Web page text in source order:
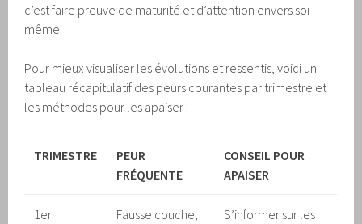
c’est faire preuve de maturité et d’attention envers soi-
même.
Pour mieux visualiser les évolutions et ressentis, voici un
tableau récapitulatif des peurs courantes par trimestre et
les méthodes pour les apaiser :
TRIMESTRE
PEUR
FRÉQUENTE
CONSEIL POUR
APAISER
1er
Fausse couche,
S’informer sur les